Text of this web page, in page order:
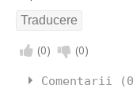
(0) (0)
Comentarii